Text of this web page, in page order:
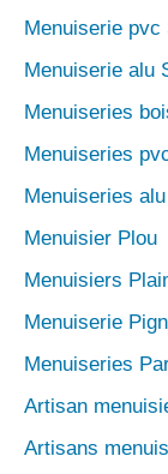
Menuiserie pvc
Menuiserie alu
Menuiseries
Menuiseries
Menuiseries
Menuisier Plou
Menuisiers
Menuiserie
Menuiseries
Artisan
Artisans